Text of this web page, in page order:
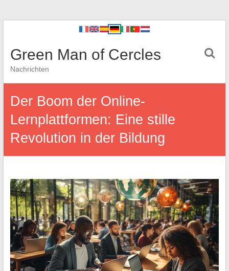
Green Man of Cercles
Nachrichten
Der Boom der Online-
Lernplattformen: Eine stille
Revolution in der Bildung